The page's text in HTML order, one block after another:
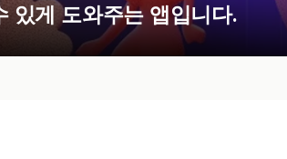
있게 도와주는 앱입니다.